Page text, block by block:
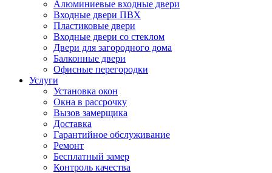
Алюминиевые входные двери
Входные двери ПВХ
Пластиковые двери
Входные двери со стеклом
Двери для загородного дома
Балконные двери
Офисные перегородки
Услуги
Установка окон
Окна в рассрочку
Вызов замерщика
Доставка
Гарантийное обслуживание
Ремонт
Бесплатный замер
Контроль качества